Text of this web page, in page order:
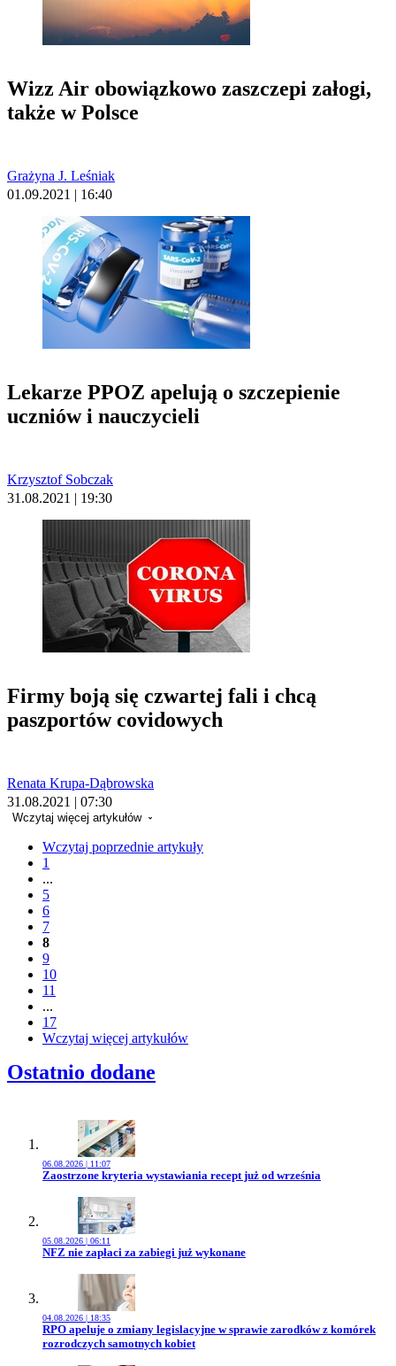
Wizz Air obowiązkowo zaszczepi załogi,
także w Polsce
Grażyna J. Leśniak
01.09.2021 | 16:40
Lekarze PPOZ apelują o szczepienie
uczniów i nauczycieli
Krzysztof Sobczak
31.08.2021 | 19:30
Firmy boją się czwartej fali i chcą
paszportów covidowych
Renata Krupa-Dąbrowska
31.08.2021 | 07:30
Wczytaj więcej artykułów
Wczytaj poprzednie artykuły
1
...
5
6
7
8
9
10
11
...
17
Wczytaj więcej artykułów
Ostatnio dodane
06.08.2026 | 11:07
Przejdź do artykułu:
Zaostrzone kryteria wystawiania recept już od września
05.08.2026 | 06:11
Przejdź do artykułu:
NFZ nie zapłaci za zabiegi już wykonane
04.08.2026 | 18:35
Przejdź do artykułu:
RPO apeluje o zmiany legislacyjne w sprawie zarodków z komórek
rozrodczych samotnych kobiet